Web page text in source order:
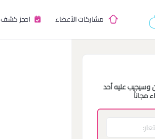
مشاركات الأعضاء احجز كشف
وسيجيب عليه أحد
مجاناً